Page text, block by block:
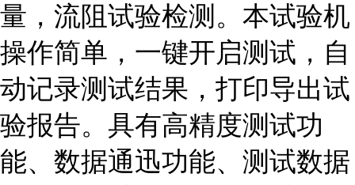
量，流阻试验检测。本试验机
操作简单，一键开启测试，自
动记录测试结果，打印导出试
验报告。具有高精度测试功
能、数据通迅功能、测试数据